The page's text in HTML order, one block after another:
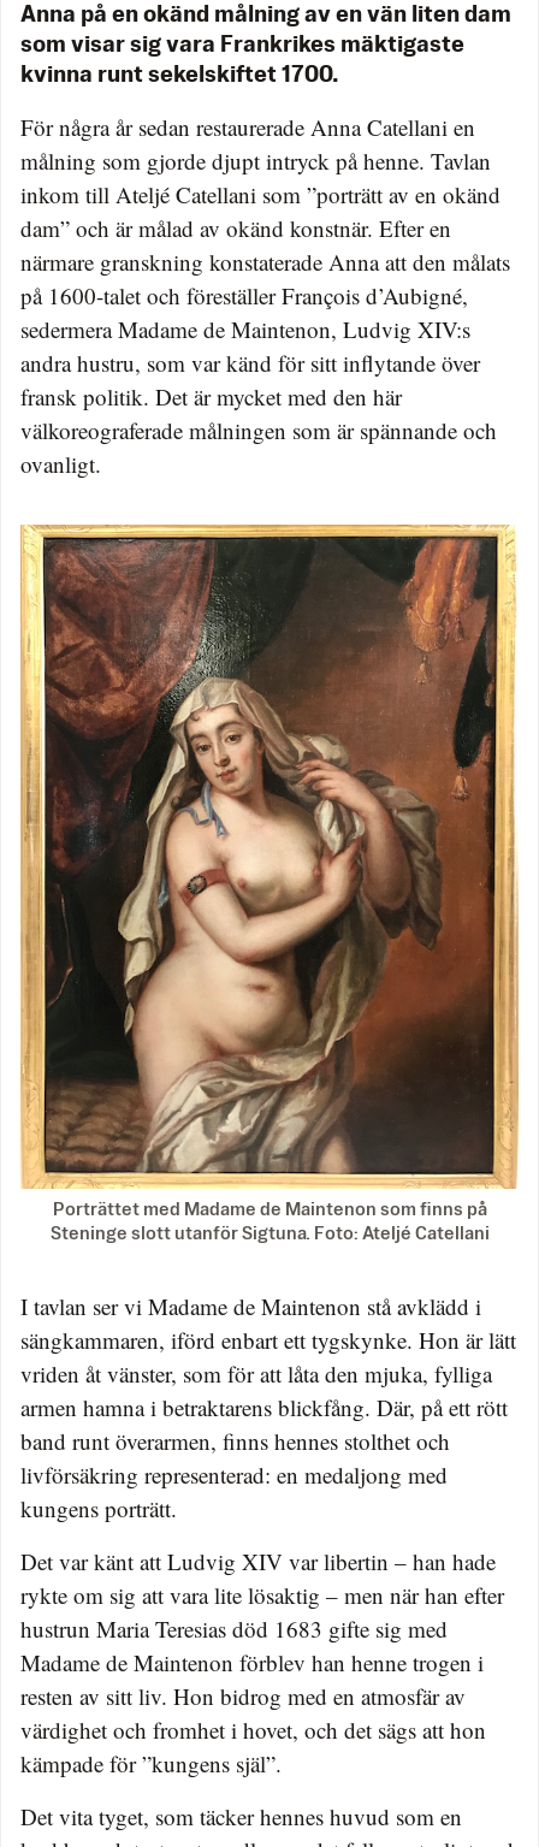
Anna på en okänd målning av en vän liten dam
som visar sig vara Frankrikes mäktigaste
kvinna runt sekelskiftet 1700.
För några år sedan restaurerade Anna Catellani en
målning som gjorde djupt intryck på henne. Tavlan
inkom till Ateljé Catellani som ”porträtt av en okänd
dam” och är målad av okänd konstnär. Efter en
närmare granskning konstaterade Anna att den målats
på 1600-talet och föreställer François d’Aubigné,
sedermera Madame de Maintenon, Ludvig XIV:s
andra hustru, som var känd för sitt inflytande över
fransk politik. Det är mycket med den här
välkoreograferade målningen som är spännande och
ovanligt.
Porträttet med Madame de Maintenon som finns på
Steninge slott utanför Sigtuna. Foto: Ateljé Catellani
I tavlan ser vi Madame de Maintenon stå avklädd i
sängkammaren, iförd enbart ett tygskynke. Hon är lätt
vriden åt vänster, som för att låta den mjuka, fylliga
armen hamna i betraktarens blickfång. Där, på ett rött
band runt överarmen, finns hennes stolthet och
livförsäkring representerad: en medaljong med
kungens porträtt.
Det var känt att Ludvig XIV var libertin – han hade
rykte om sig att vara lite lösaktig – men när han efter
hustrun Maria Teresias död 1683 gifte sig med
Madame de Maintenon förblev han henne trogen i
resten av sitt liv. Hon bidrog med en atmosfär av
värdighet och fromhet i hovet, och det sägs att hon
kämpade för ”kungens själ”.
Det vita tyget, som täcker hennes huvud som en